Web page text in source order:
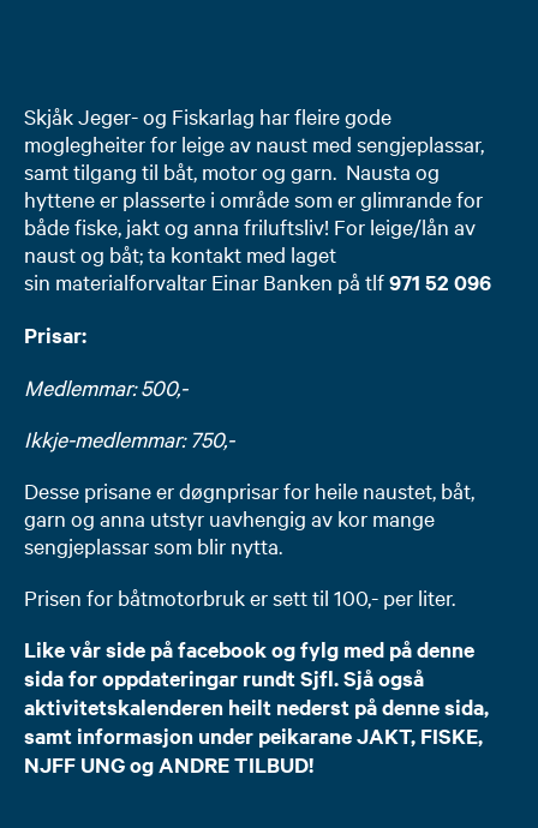
Skjåk Jeger- og Fiskarlag har fleire gode
moglegheiter for leige av naust med sengjeplassar,
samt tilgang til båt, motor og garn. Nausta og
hyttene er plasserte i område som er glimrande for
både fiske, jakt og anna friluftsliv! For leige/lån av
naust og båt; ta kontakt med laget
sin materialforvaltar Einar Banken på tlf971 52 096
Prisar:
Medlemmar: 500,-
Ikkje-medlemmar: 750,-
Desse prisane er døgnprisar for heile naustet, båt,
garn og anna utstyr uavhengig av kor mange
sengjeplassar som blir nytta.
Prisen for båtmotorbruk er sett til 100,- per liter.
​Like vår side på facebook og fylg med på denne
sida for oppdateringar rundt Sjfl. Sjå også
aktivitetskalenderen heilt nederst på denne sida,
samt informasjon under peikarane JAKT, FISKE,
NJFF UNG og ANDRE TILBUD!